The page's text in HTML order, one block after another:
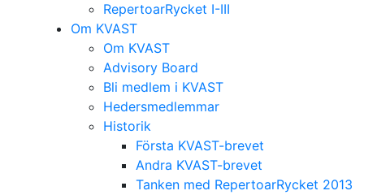
RepertoarRycket I-III
Om KVAST
Om KVAST
Advisory Board
Bli medlem i KVAST
Hedersmedlemmar
Historik
Första KVAST-brevet
Andra KVAST-brevet
Tanken med RepertoarRycket 2013